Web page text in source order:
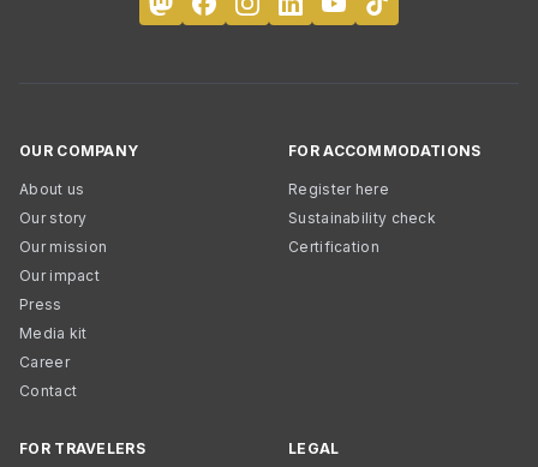
OUR COMPANY
About us
Our story
Our mission
Our impact
Press
Media kit
Career
Contact
FOR ACCOMMODATIONS
Register here
Sustainability check
Certification
FOR TRAVELERS LEGAL